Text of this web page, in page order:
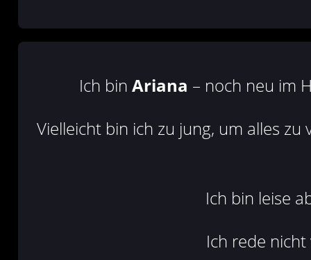
Ich bin Ariana – noch neu im
Vielleicht bin ich zu jung, um alles
Ich bin leise
Ich rede